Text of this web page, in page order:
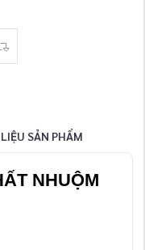
SẢN PHẨM
NHUỘM